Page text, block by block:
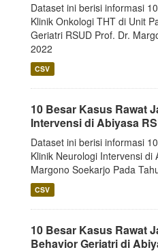
Dataset ini berisi informasi
Klinik Onkologi THT di Unit
Geriatri RSUD Prof. Dr.
2022
CSV
10 Besar Kasus Rawat
Intervensi di Abiyasa
Dataset ini berisi informasi
Klinik Neurologi Intervensi di
Margono Soekarjo Pada
CSV
10 Besar Kasus Rawat
Behavior Geriatri di